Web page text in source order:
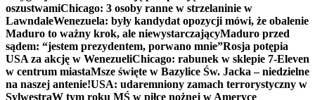
oszustwamiChicago: 3 osoby ranne w strzelaninie w
LawndaleWenezuela: były kandydat opozycji mówi, że obalenie
Maduro to ważny krok, ale niewystarczającyMaduro przed
sądem: “jestem prezydentem, porwano mnie”Rosja potępia
USA za akcję w WenezueliChicago: rabunek w sklepie 7-Eleven
w centrum miastaMsze święte w Bazylice Św. Jacka – niedzielne
na naszej antenie!USA: udaremniony zamach terrorystyczny w
SylwestraW tym roku MŚ w piłce nożnej w Ameryce